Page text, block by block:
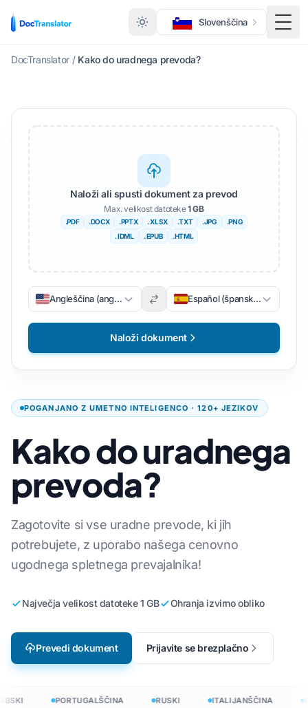
Slovenščina
DocTranslator / Kako do uradnega prevoda?
POGANJANO Z UMETNO INTELIGENCO · 120+ JEZIKOV
Kako do uradnega
prevoda?
Zagotovite si vse uradne prevode, ki jih
potrebujete, z uporabo našega cenovno
ugodnega spletnega prevajalnika!
Največja velikost datoteke 1 GB Ohranja izvirno obliko
Prevedi dokument Prijavite se brezplačno
Naloži ali spusti dokument za prevod
Max. velikost datoteke1 GB
.PDF .DOCX .PPTX . XLSX .TXT .JPG
.PNG
. IDML
. EPUB .HTML
Angleščina (angleščina) Español (špansko)
Naloži dokument
PORTUGALŠČINA RUSKI ITALIJANŠČINA